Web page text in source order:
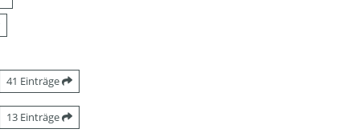
41 Einträge
13 Einträge